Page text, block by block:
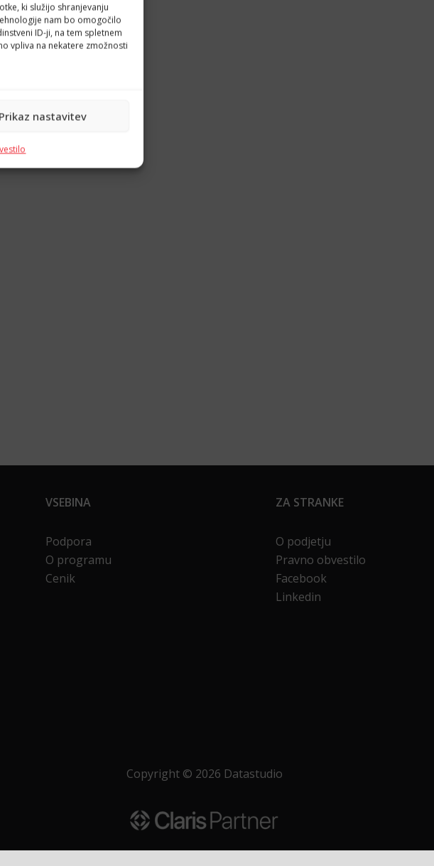
ki služijo shranjevanju
nam bo omogočilo
ID-ji, na tem spletnem
vpliva na nekatere zmožnosti
Prikaz nastavitev
VSEBINA
Podpora
O programu
Cenik
ZA STRANKE
O podjetju
Pravno obvestilo
Facebook
Linkedin
Copyright © 2026 Datastudio